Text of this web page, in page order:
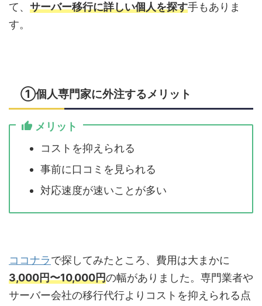
て、 サーバー移行に詳しい個人を探す手もありま
す。
①個人専門家に外注するメリット
メリット
コストを抑えられる
事前に口コミを見られる
対応速度が速いことが多い
ココナラで探してみたところ、費用は大まかに
3,000円〜10,000円の幅がありました。専門業者や
サーバー会社の移行代行よりコストを抑えられる点